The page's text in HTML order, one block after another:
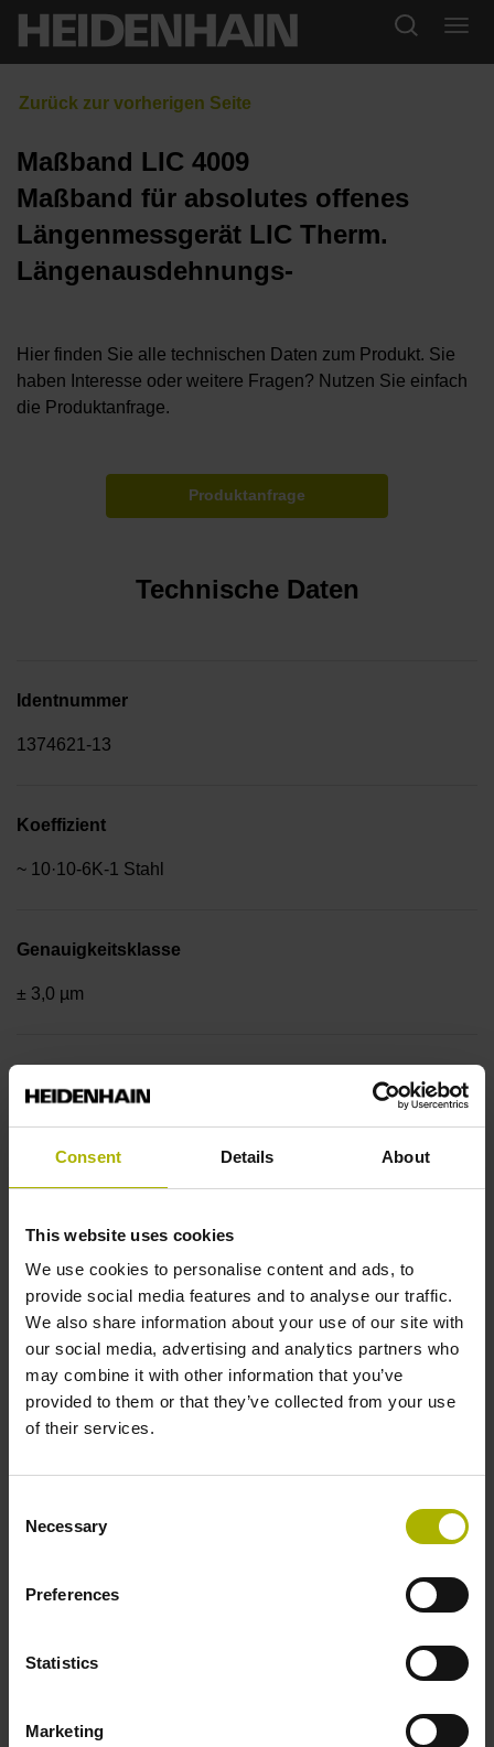
Consent Details About
This website uses cookies
We use cookies to personalise content and ads, to
provide social media features and to analyse our traffic.
We also share information about your use of our site with
our social media, advertising and analytics partners who
may combine it with other information that you’ve
provided to them or that they’ve collected from your use
of their services.
Selection
Necessary
Preferences
Statistics
Marketing
Maßband LIC 4009
Maßband für absolutes offenes
Längenmessgerät LIC Therm.
Längenausdehnungs-
Hier finden Sie alle technischen Daten zum Produkt. Sie
haben Interesse oder weitere Fragen? Nutzen Sie einfach
die Produktanfrage.
Produktanfrage
Technische Daten
Identnummer
1374621-13
Koeffizient
~ 10·10-6K-1 Stahl
Genauigkeitsklasse
± 3,0 µm
Messbeginn
ohne festen Codestartwert
Befestigungsart
0,30 mm
Breite